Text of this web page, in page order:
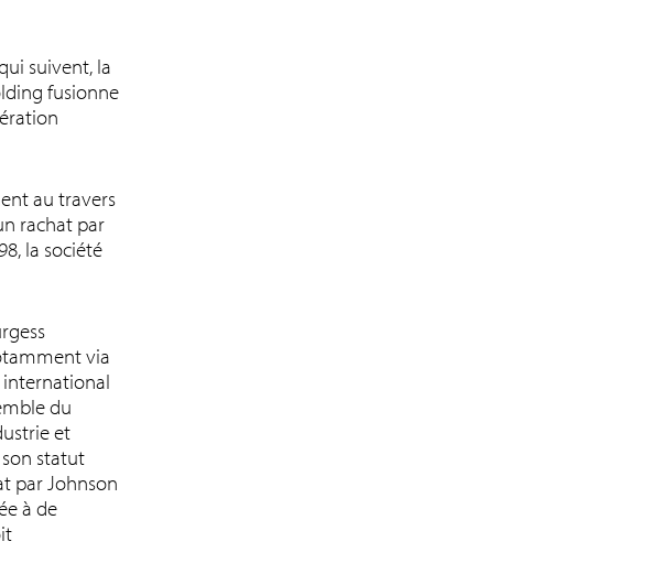
suivent, la
fusionne
au travers
rachat par
la société
via
international
du
et
statut
par Johnson
à de